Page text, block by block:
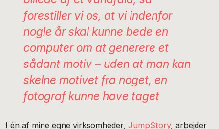
forestiller vi os, at vi indenfor
nogle år skal kunne bede en
computer om at generere et
sådant motiv – uden at man kan
skelne motivet fra noget, en
fotograf kunne have taget
I én af mine egne virksomheder,JumpStory, arbejder